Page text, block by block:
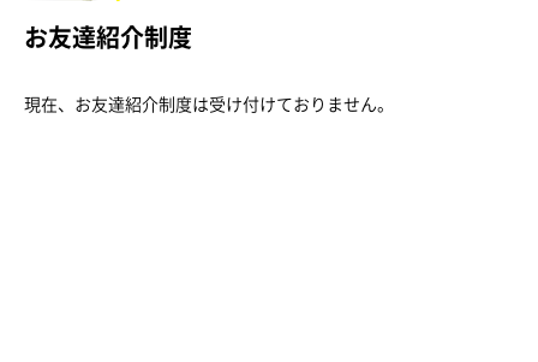
お友達紹介制度
現在、お友達紹介制度は受け付けておりません。